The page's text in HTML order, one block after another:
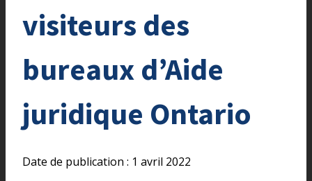
visiteurs des
bureaux d’Aide
juridique Ontario
Date de publication : 1 avril 2022